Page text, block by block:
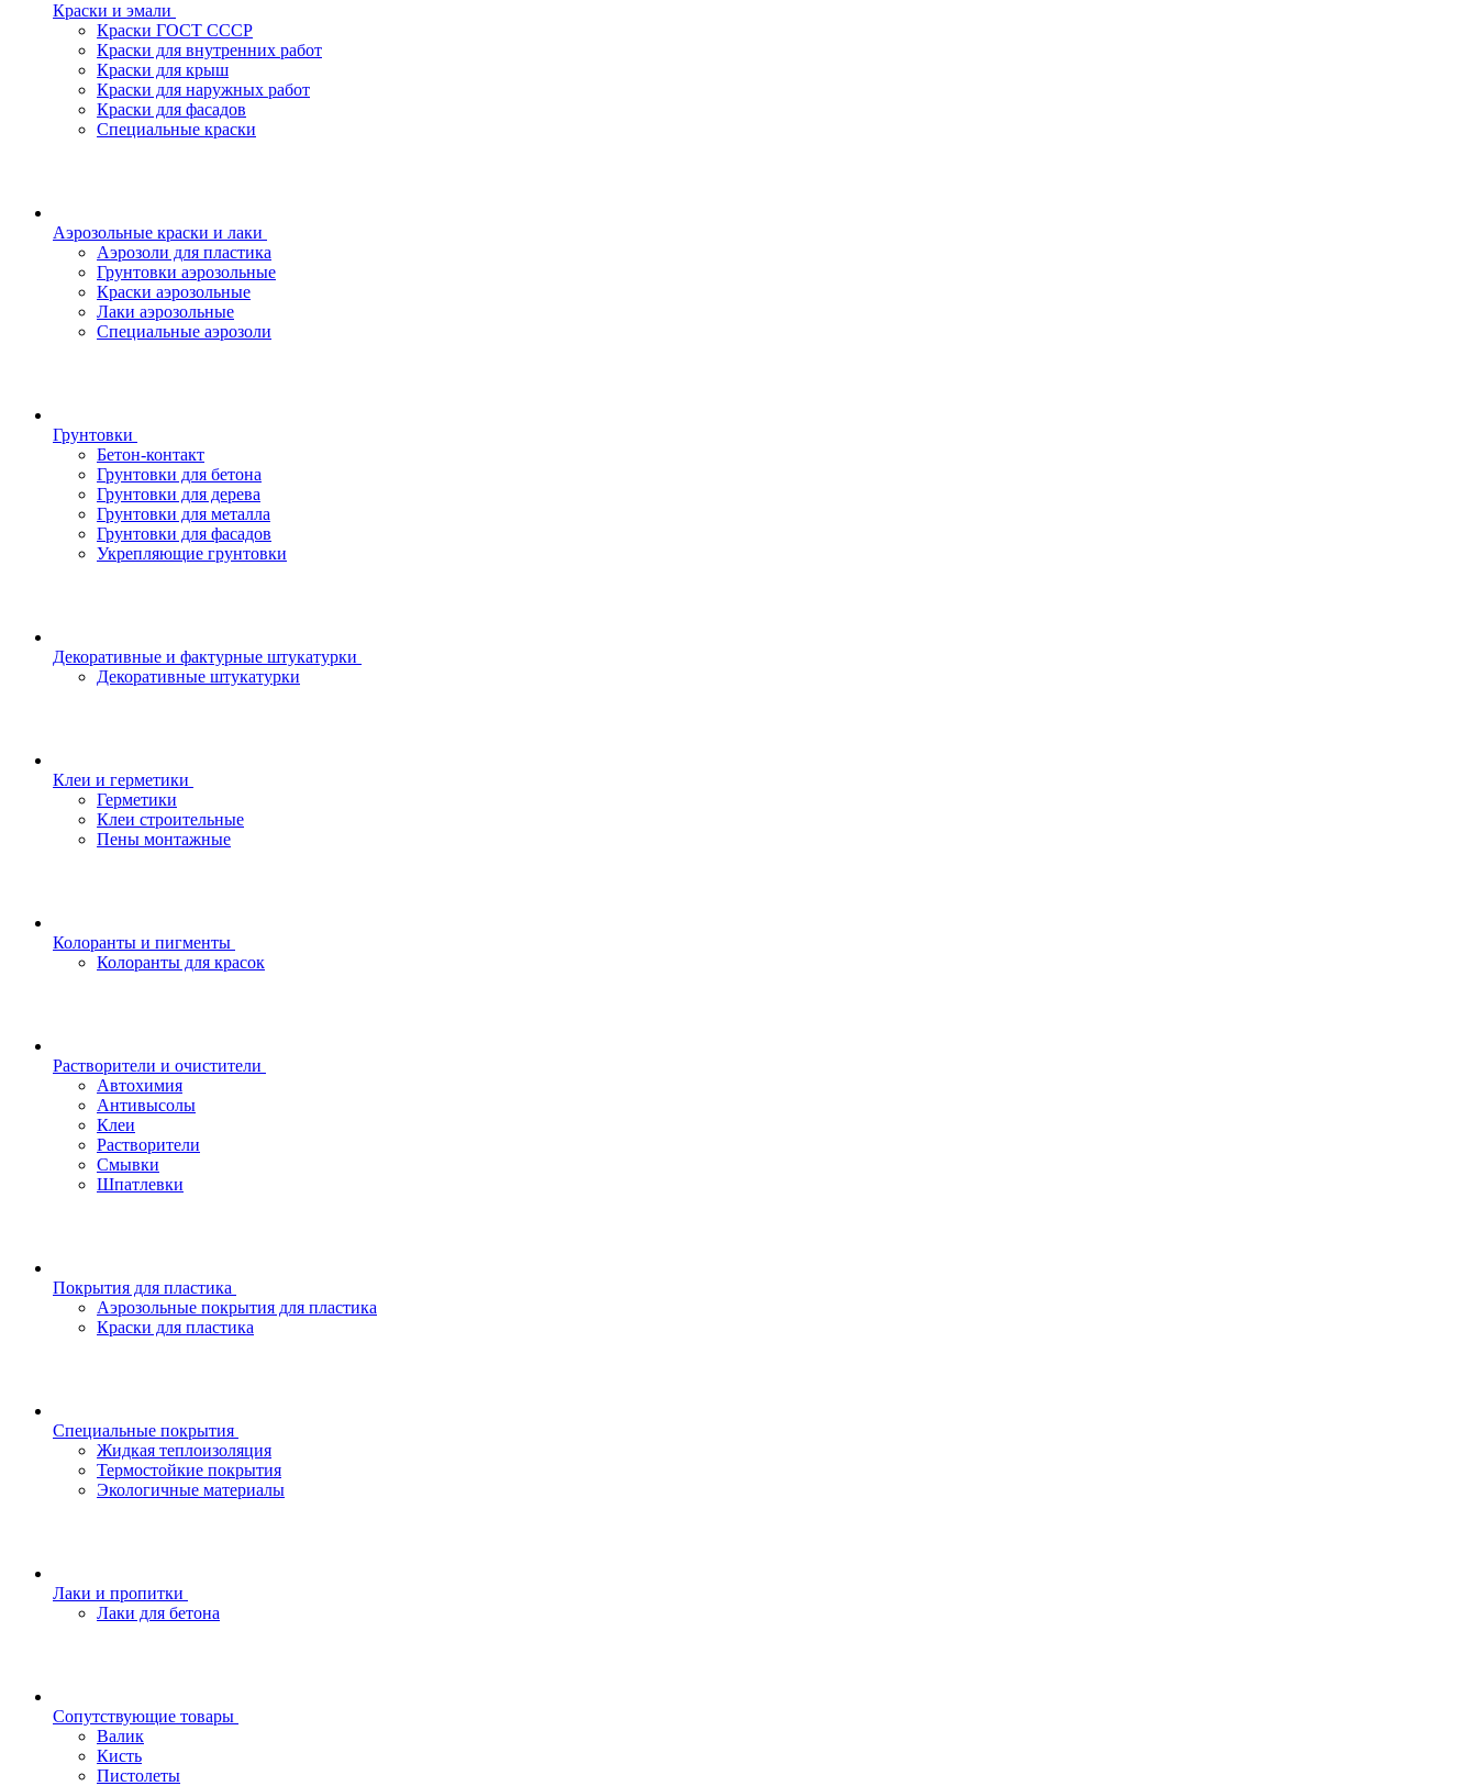
Краски и эмали
Краски ГОСТ СССР
Краски для внутренних работ
Краски для крыш
Краски для наружных работ
Краски для фасадов
Специальные краски
Аэрозольные краски и лаки
Аэрозоли для пластика
Грунтовки аэрозольные
Краски аэрозольные
Лаки аэрозольные
Специальные аэрозоли
Грунтовки
Бетон-контакт
Грунтовки для бетона
Грунтовки для дерева
Грунтовки для металла
Грунтовки для фасадов
Укрепляющие грунтовки
Декоративные и фактурные штукатурки
Декоративные штукатурки
Клеи и герметики
Герметики
Клеи строительные
Пены монтажные
Колоранты и пигменты
Колоранты для красок
Растворители и очистители
Автохимия
Антивысолы
Клеи
Растворители
Смывки
Шпатлевки
Покрытия для пластика
Аэрозольные покрытия для пластика
Краски для пластика
Специальные покрытия
Жидкая теплоизоляция
Термостойкие покрытия
Экологичные материалы
Лаки и пропитки
Лаки для бетона
Сопутствующие товары
Валик
Кисть
Пистолеты